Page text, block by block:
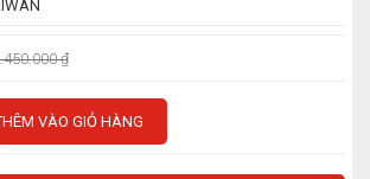
₫
VÀO GIỎ HÀNG